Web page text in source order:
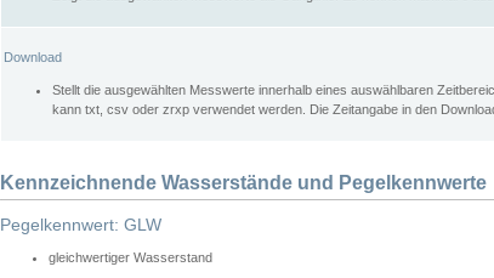
Download
Stellt die ausgewählten Messwerte innerhalb eines auswählbaren
kann txt, csv oder zrxp verwendet werden. Die Zeitangabe in den
Kennzeichnende Wasserstände und Pegelkennwerte
Pegelkennwert: GLW
gleichwertiger Wasserstand